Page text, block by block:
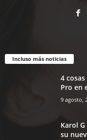
Incluso más noticias
4
Pro en
9 agosto,
Karol
su